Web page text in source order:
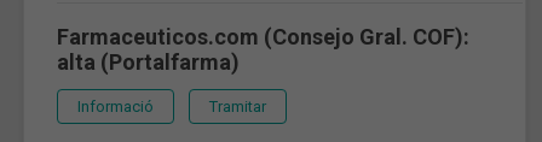
Farmaceuticos.com (Consejo Gral. COF):
alta (Portalfarma)
Informació Tramitar